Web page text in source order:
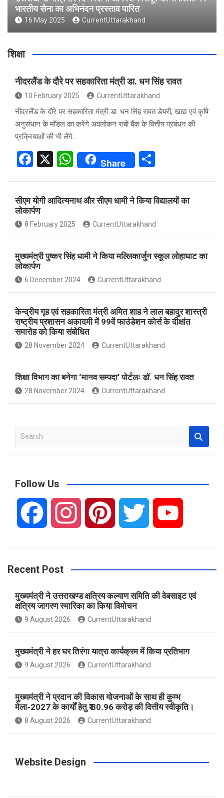
भारतीय सेना का अभिनंदन प्रस्ताव पारित
16 May 2025 CurrentUttarakhand
शिक्षा
नीदरलैंड के दौरे पर सहकारिता मंत्री डा. धन सिंह रावत
10 February 2025 CurrentUttarakhand
नीदरलैंड के दौरे पर सहकारिता मंत्री डा. धन सिंह रावत डेयरी, खाद्य एवं कृषि
अनुसंधान के मॉडल का करेंगे अवलोकन राबो बैंक के वित्तीय प्रबंधन की
प्रक्रियाओं की भी लेंगे…
F
ce
b
o
o
k
X
W
s
A
p
p
Share
ar
e
सीएम योगी आदित्यनाथ और सीएम धामी ने किया विद्यालयों का
लोकार्पण
8 February 2025 CurrentUttarakhand
मुख्यमंत्री पुष्कर सिंह धामी ने किया मल्लिकार्जुन स्कूल लोहाघाट का
लोकार्पण
6 December 2024 CurrentUttarakhand
केन्द्रीय गृह एवं सहकारिता मंत्री अमित शाह ने लाल बहादुर शास्त्री
राष्ट्रीय प्रशासन अकादमी में 99वें फाउंडेशन कोर्स के दीक्षांत
समारोह को किया संबोधित
28 November 2024 CurrentUttarakhand
शिक्षा विभाग का बनेगा ‘मानव सम्पदा’ पोर्टलः डॉ. धन सिंह रावत
28 November 2024 CurrentUttarakhand
a
c
Follow Us
c
e
b
o
o
k
s
t
a
g
r
a
n
t
e
r
e
s
i
t
e
r
u
u
Recent Post
मुख्यमंत्री ने उत्तराखण्ड क्षत्रिय कल्याण समिति की वेबसाइट एवं
क्षत्रिय जागरण स्मारिका का किया विमोचन
9 August 2026 CurrentUttarakhand
मुख्यमंत्री ने हर घर तिरंगा यात्रा कार्यक्रम में किया प्रतिभाग
9 August 2026 CurrentUttarakhand
मुख्यमंत्री ने प्रदान की विकास योजनाओं के साथ ही कुम्भ
मेला-2027 के कार्यों हेतु ₹ 80.96 करोड़ की वित्तीय स्वीकृति।
8 August 2026 CurrentUttarakhand
Website Design